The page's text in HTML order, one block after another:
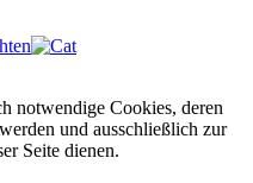
notwendige Cookies, deren
und ausschließlich zur
Seite dienen.